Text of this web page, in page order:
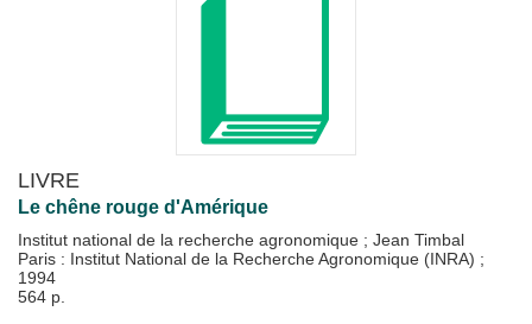
LIVRE
Le chêne rouge d'Amérique
Institut national de la recherche agronomique ; Jean Timbal
Paris : Institut National de la Recherche Agronomique (INRA) ;
1994
564 p.